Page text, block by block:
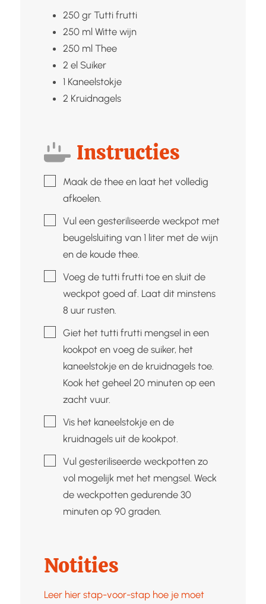
250 gr Tutti frutti
250 ml Witte wijn
250 ml Thee
2 el Suiker
1 Kaneelstokje
2 Kruidnagels
Instructies
▢Maak de thee en laat het volledig
afkoelen.
▢Vul een gesteriliseerde weckpot met
beugelsluiting van 1 liter met de wijn
en de koude thee.
▢Voeg de tutti frutti toe en sluit de
weckpot goed af. Laat dit minstens
8 uur rusten.
▢
Giet het tutti frutti mengsel in een
kookpot en voeg de suiker, het
kaneelstokje en de kruidnagels toe.
Kook het geheel 20 minuten op een
zacht vuur.
▢Vis het kaneelstokje en de
kruidnagels uit de kookpot.
▢Vul gesteriliseerde weckpotten zo
vol mogelijk met het mengsel. Weck
de weckpotten gedurende 30
minuten op 90 graden.
Notities
Leer hier stap-voor-stap hoe je moet